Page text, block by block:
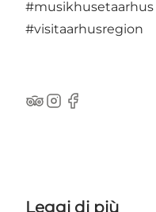
#musikhusetaarhus
#visitaarhusregion
TripAdvisor
Instagram
Facebook
Leggi di più